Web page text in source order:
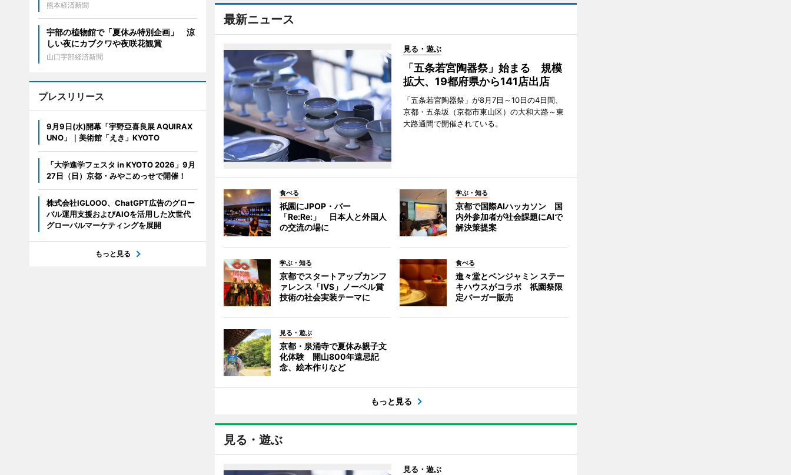
最新ニュース
見る・遊ぶ
「五条若宮陶器祭」始まる 規模
拡大、19都府県から141店出店
「五条若宮陶器祭」が8月7日～10日の4日間、
京都・五条坂（京都市東山区）の大和大路～東
大路通間で開催されている。
食べる
祇園にJPOP・バー
「Re:Re:」 日本人と外国人
の交流の場に
学ぶ・知る
京都で国際AIハッカソン 国
内外参加者が社会課題にAIで
解決策提案
学ぶ・知る
京都でスタートアップカンフ
ァレンス「IVS」ノーベル賞
技術の社会実装テーマに
食べる
進々堂とベンジャミン ステー
キハウスがコラボ 祇園祭限
定バーガー販売
見る・遊ぶ
京都・泉涌寺で夏休み親子文
化体験 開山800年遠忌記
念、絵本作りなど
もっと見る
見る・遊ぶ
見る・遊ぶ
熊本経済新聞
宇部の植物館で「夏休み特別企画」 涼
しい夜にカブクワや夜咲花観賞
山口宇部経済新聞
プレスリリース
9月9日(水)開幕「宇野亞喜良展 AQUIRAX
UNO」｜美術館「えき」KYOTO
「大学進学フェスタ in KYOTO 2026」9月
27日（日）京都・みやこめっせで開催！
株式会社IGLOOO、ChatGPT広告のグロー
バル運用支援およびAIOを活用した次世代
グローバルマーケティングを展開
もっと見る